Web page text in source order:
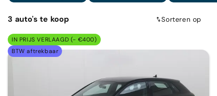
3 auto'ste koop Sorteren op
IN PRIJS VERLAAGD (- €400)
BTW aftrekbaar